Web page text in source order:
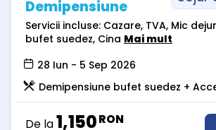
Demipensiune
Servicii incluse: Cazare, TVA, Mic
bufet suedez, Cina Mai mult
28 Iun - 5 Sep 2026
Demipensiune bufet suedez +
De la1,150RON